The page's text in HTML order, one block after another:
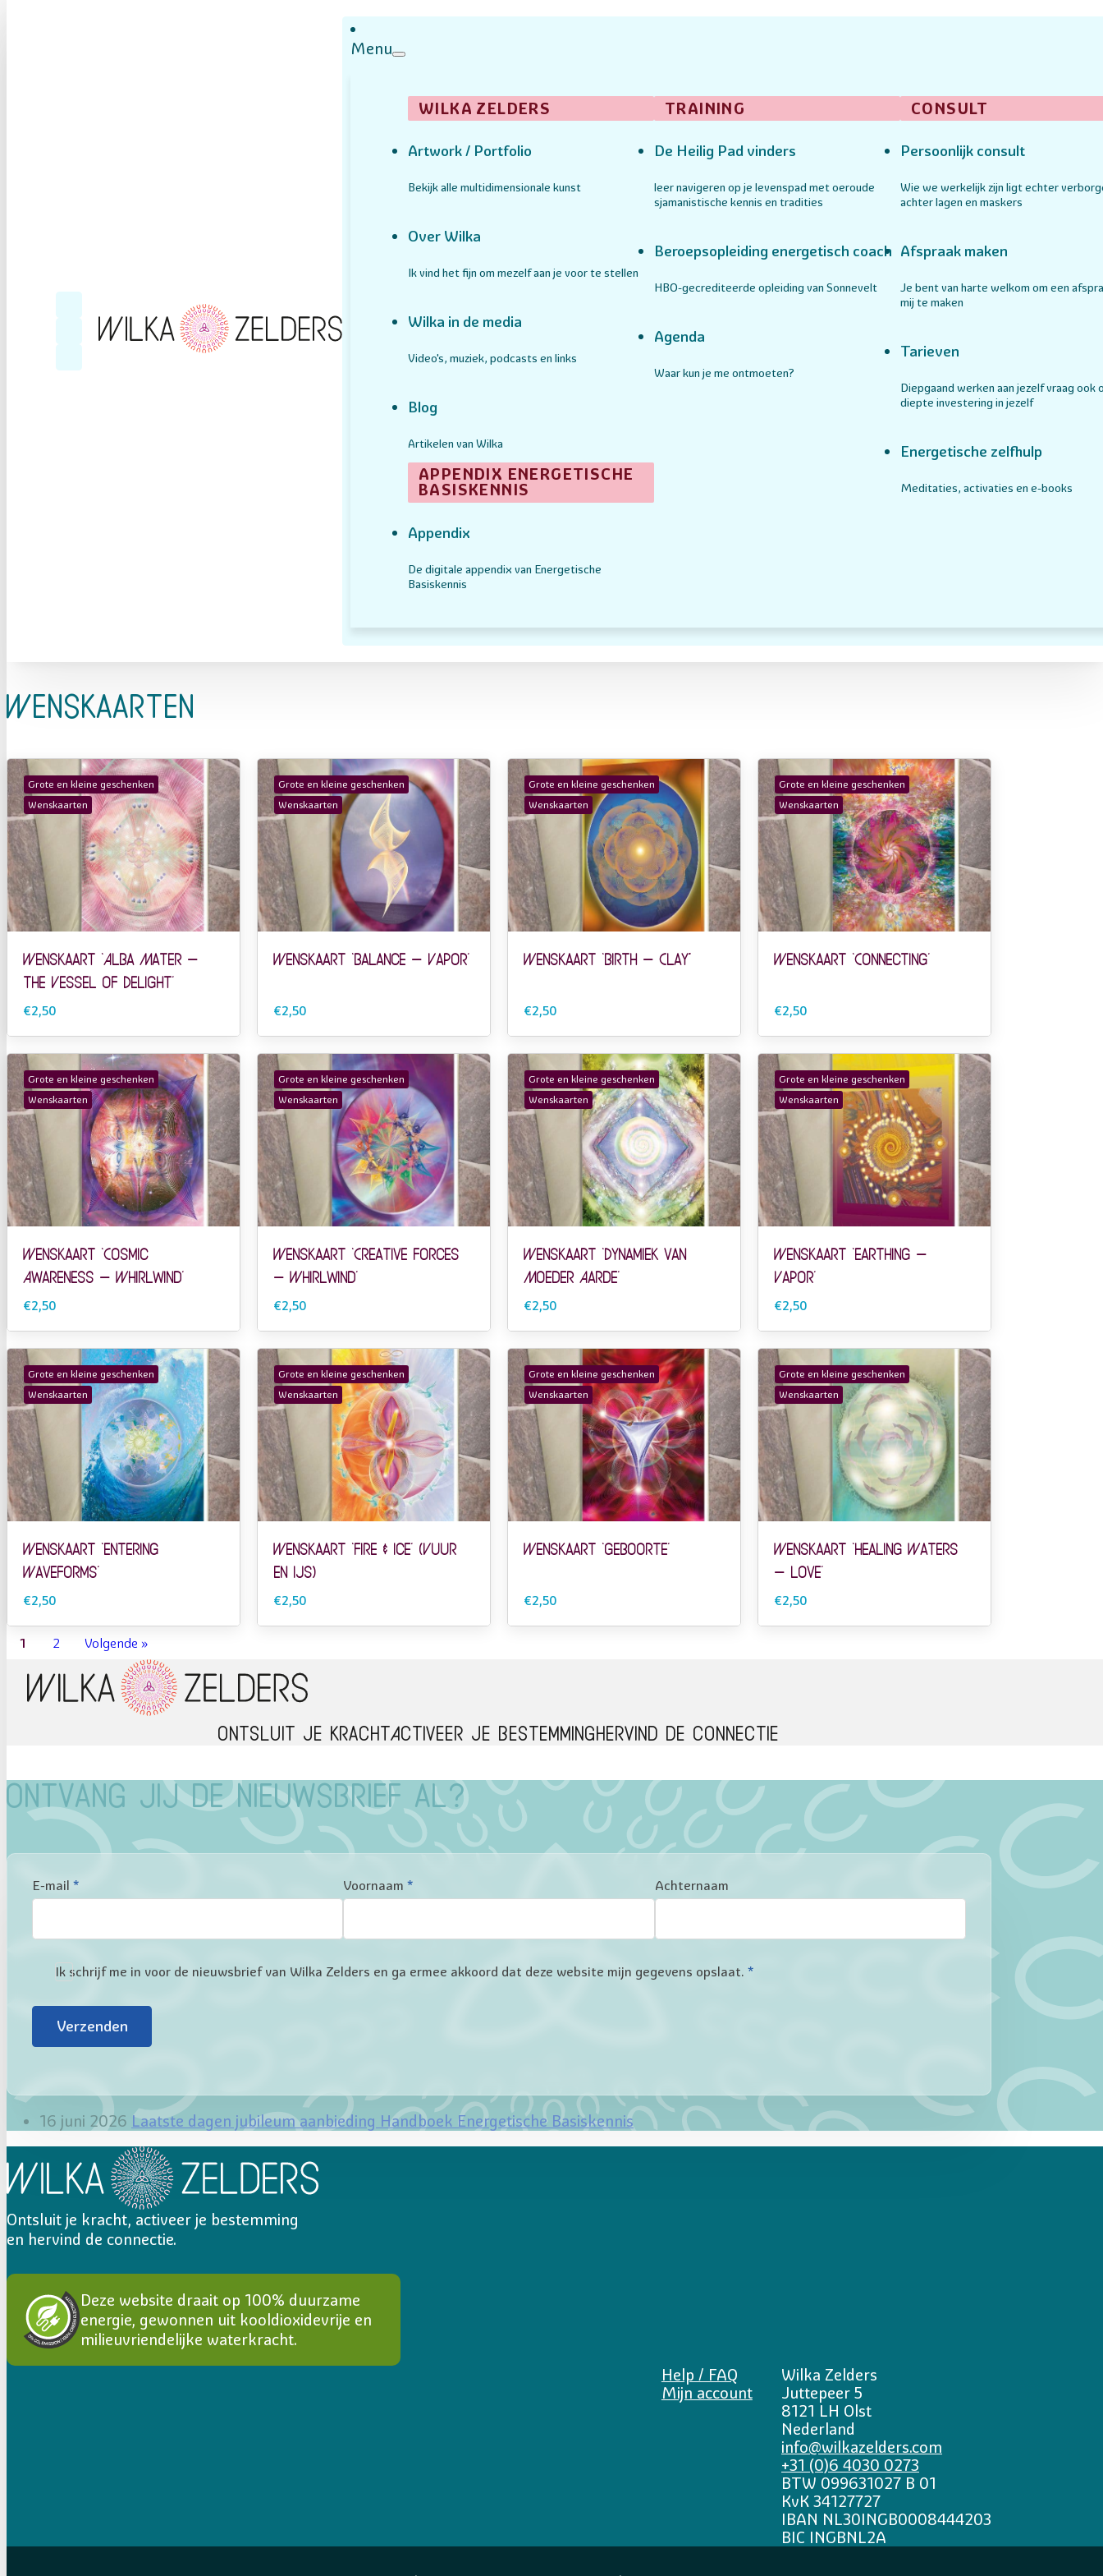
Follow me on Facebook
Follow me on YouTube
Follow me on LinkedIn
Menu
WILKA ZELDERS
Artwork / Portfolio
Bekijk alle multidimensionale kunst
Over Wilka
Ik vind het fijn om mezelf aan je voor te stellen
Wilka in de media
Video's, muziek, podcasts en links
Blog
Artikelen van Wilka
APPENDIX ENERGETISCHE
BASISKENNIS
Appendix
De digitale appendix van Energetische
Basiskennis
TRAINING
De Heilig Pad vinders
leer navigeren op je levenspad met oeroude
sjamanistische kennis en tradities
Beroepsopleiding energetisch coach
HBO-gecrediteerde opleiding van Sonnevelt
Agenda
Waar kun je me ontmoeten?
CONSULT
Persoonlijk consult
Wie we werkelijk zijn ligt echter
achter lagen en maskers
Afspraak maken
Je bent van harte welkom om een
mij te maken
Tarieven
Diepgaand werken aan jezelf vraag ook
diepte investering in jezelf
Energetische zelfhulp
Meditaties, activaties en e-books
Wenskaarten
Grote en kleine geschenken
Wenskaarten
Wenskaart ‘Alba Mater –
The Vessel of Delight’
€2,50
Grote en kleine geschenken
Wenskaarten
Wenskaart ‘Balance – Vapor’
€2,50
Grote en kleine geschenken
Wenskaarten
Wenskaart ‘Birth – Clay”
€2,50
Grote en kleine geschenken
Wenskaarten
Wenskaart ‘Connecting’
€2,50
Grote en kleine geschenken
Wenskaarten
Wenskaart ‘Cosmic
Awareness – Whirlwind’
€2,50
Grote en kleine geschenken
Wenskaarten
Wenskaart ‘Creative Forces
– Whirlwind’
€2,50
Grote en kleine geschenken
Wenskaarten
Wenskaart ‘Dynamiek van
Moeder Aarde’
€2,50
Grote en kleine geschenken
Wenskaarten
Wenskaart ‘Earthing –
Vapor’
€2,50
Grote en kleine geschenken
Wenskaarten
Wenskaart ‘Entering
Waveforms’
€2,50
Grote en kleine geschenken
Wenskaarten
Wenskaart ‘Fire & Ice’ (Vuur
en IJs)
€2,50
Grote en kleine geschenken
Wenskaarten
Wenskaart ‘Geboorte’
€2,50
Grote en kleine geschenken
Wenskaarten
Wenskaart ‘Healing Waters
– Love’
€2,50
1 2 Volgende »
Ontsluit je krachtActiveer je bestemmingHervind de connectie
Ontvang jij de nieuwsbrief al?
Sectie
E-mail * Voornaam * Achternaam
Ik schrijf me in voor de nieuwsbrief van Wilka Zelders en ga ermee akkoord dat deze website mijn gegevens opslaat. *
Verzenden
16 juni 2026 Laatste dagen jubileum aanbieding Handboek Energetische Basiskennis
Ontsluit je kracht, activeer je bestemming
en hervind de connectie.
Deze website draait op 100% duurzame
energie, gewonnen uit kooldioxidevrije en
milieuvriendelijke waterkracht.
Help / FAQ
Mijn account
Wilka Zelders
Juttepeer 5
8121 LH Olst
Nederland
info@wilkazelders.com
+31 (0)6 4030 0273
BTW 099631027 B 01
KvK 34127727
IBAN NL30INGB0008444203
BIC INGBNL2A